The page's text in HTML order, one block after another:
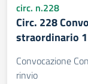
circ. n.228
Circ. 228
straordinario
Convocazione
rinvio